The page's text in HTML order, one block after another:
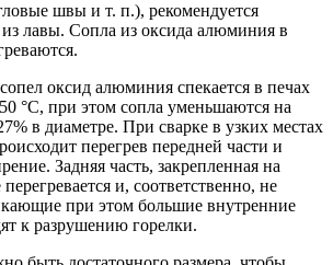
швы и т. п.), рекомендуется
из лавы. Сопла из оксида алюминия в
оксид алюминия спекается в печах
°С, при этом сопла уменьшаются на
в диаметре. При сварке в узких местах
перегрев передней части и
Задняя часть, закрепленная на
и, соответственно, не
при этом большие внутренние
к разрушению горелки.